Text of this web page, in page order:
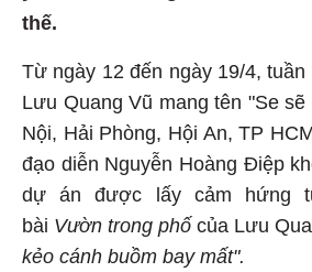
thế.
Từ ngày 12 đến ngày 19/4,
Lưu Quang Vũ mang tên "Se
Nội, Hải Phòng, Hội An, TP
đạo diễn Nguyễn Hoàng Điệp
dự án được lấy cảm hứng
bài Vườn trong phốcủa Lưu
kẻo cánh buồm bay mất".